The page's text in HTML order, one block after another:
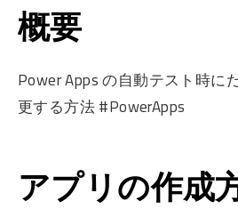
概要
Power Apps の自動テスト時に
更する方法 #PowerApps
アプリの作成